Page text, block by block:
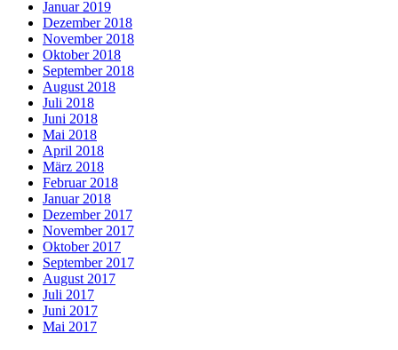
Januar 2019
Dezember 2018
November 2018
Oktober 2018
September 2018
August 2018
Juli 2018
Juni 2018
Mai 2018
April 2018
März 2018
Februar 2018
Januar 2018
Dezember 2017
November 2017
Oktober 2017
September 2017
August 2017
Juli 2017
Juni 2017
Mai 2017